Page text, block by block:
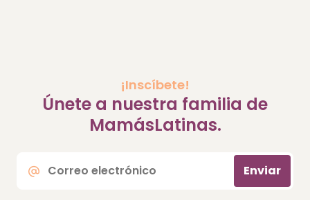
¡Inscíbete!
Únete a nuestra familia de
MamásLatinas.
electrónico
Enviar